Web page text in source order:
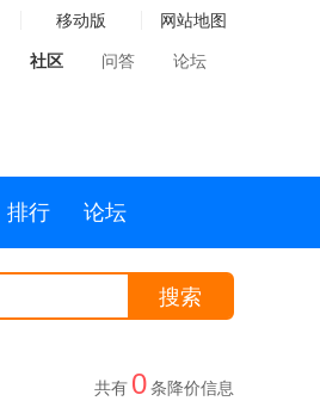
移动版 网站地图
社区 问答 论坛
排行 论坛
搜索
共有 0条降价信息